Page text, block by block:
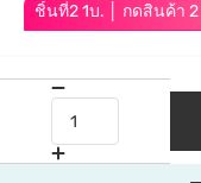
ชิ้นที่2 1บ. │ กดสินค้า